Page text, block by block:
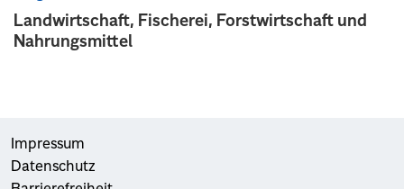
Landwirtschaft, Fischerei, Forstwirtschaft und
Nahrungsmittel
Impressum
Datenschutz